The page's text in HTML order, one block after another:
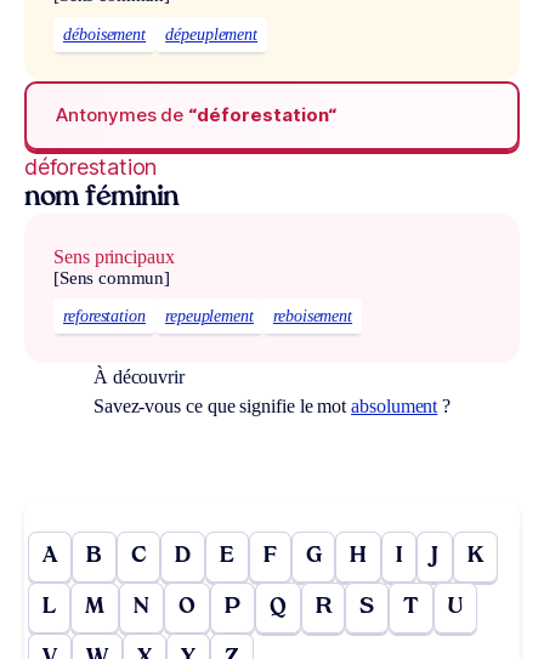
déboisement dépeuplement
Antonymes de “déforestation“
déforestation
nom féminin
Sens principaux
[Sens commun]
reforestation repeuplement reboisement
À découvrir
Savez-vous ce que signifie le motabsolument ?
A B C D E F G H I J K
L M N O P Q R S T U